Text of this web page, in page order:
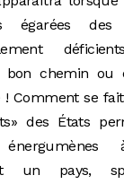
égarées des
bon chemin ou
Comment se
des États
énergumènes
un pays,